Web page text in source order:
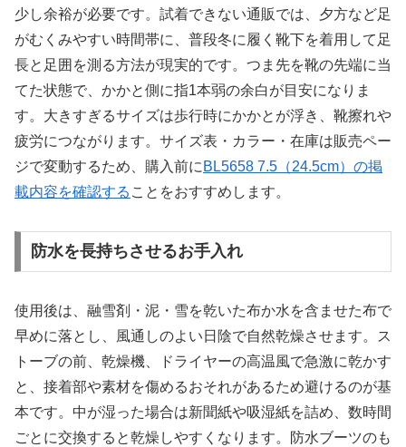
少し余裕が必要です。試着できない通販では、夕方など足
がむくみやすい時間帯に、普段冬に履く靴下を着用して足
長と足囲を測る方法が現実的です。つま先を靴の先端に当
てた状態で、かかと側に指1本弱の余白が目安になりま
す。大きすぎるサイズは歩行時にかかとが浮き、靴擦れや
疲労につながります。サイズ表・カラー・在庫は販売ペー
ジで変動するため、購入前に BL5658 7.5（24.5cm）の掲
載内容を確認する ことをおすすめします。
防水を長持ちさせるお手入れ
使用後は、融雪剤・泥・雪を乾いた布か水を含ませた布で
早めに落とし、風通しのよい日陰で自然乾燥させます。ス
トーブの前、乾燥機、ドライヤーの高温風で急激に乾かす
と、接着部や素材を傷めるおそれがあるため避けるのが基
本です。中が湿った場合は新聞紙や吸湿紙を詰め、数時間
ごとに交換すると乾燥しやすくなります。防水ブーツのも